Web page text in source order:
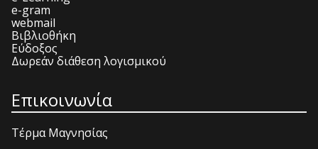
e-gram
webmail
Βιβλιοθήκη
Εύδοξος
Δωρεάν διάθεση λογισμικού
Επικοινωνία
Τέρμα Μαγνησίας